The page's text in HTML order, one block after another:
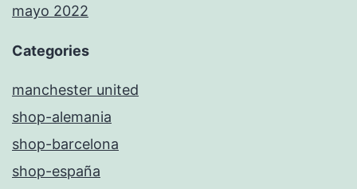
mayo 2022
Categories
manchester united
shop-alemania
shop-barcelona
shop-españa